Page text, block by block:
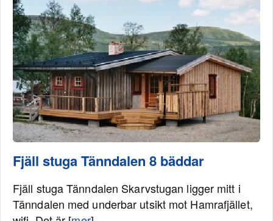
Fjäll stuga Tänndalen 8 bäddar
Fjäll stuga Tänndalen Skarvstugan ligger mitt i
Tänndalen med underbar utsikt mot Hamrafjället,